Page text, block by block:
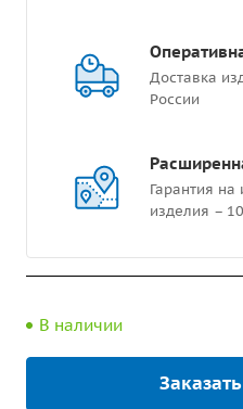
Доставка
России
Гарантия на
изделия –
В наличии